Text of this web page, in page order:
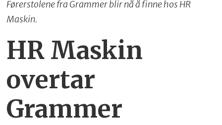
Førerstolene fra Grammer blir nå å finne hos HR
Maskin.
HR Maskin
overtar
Grammer